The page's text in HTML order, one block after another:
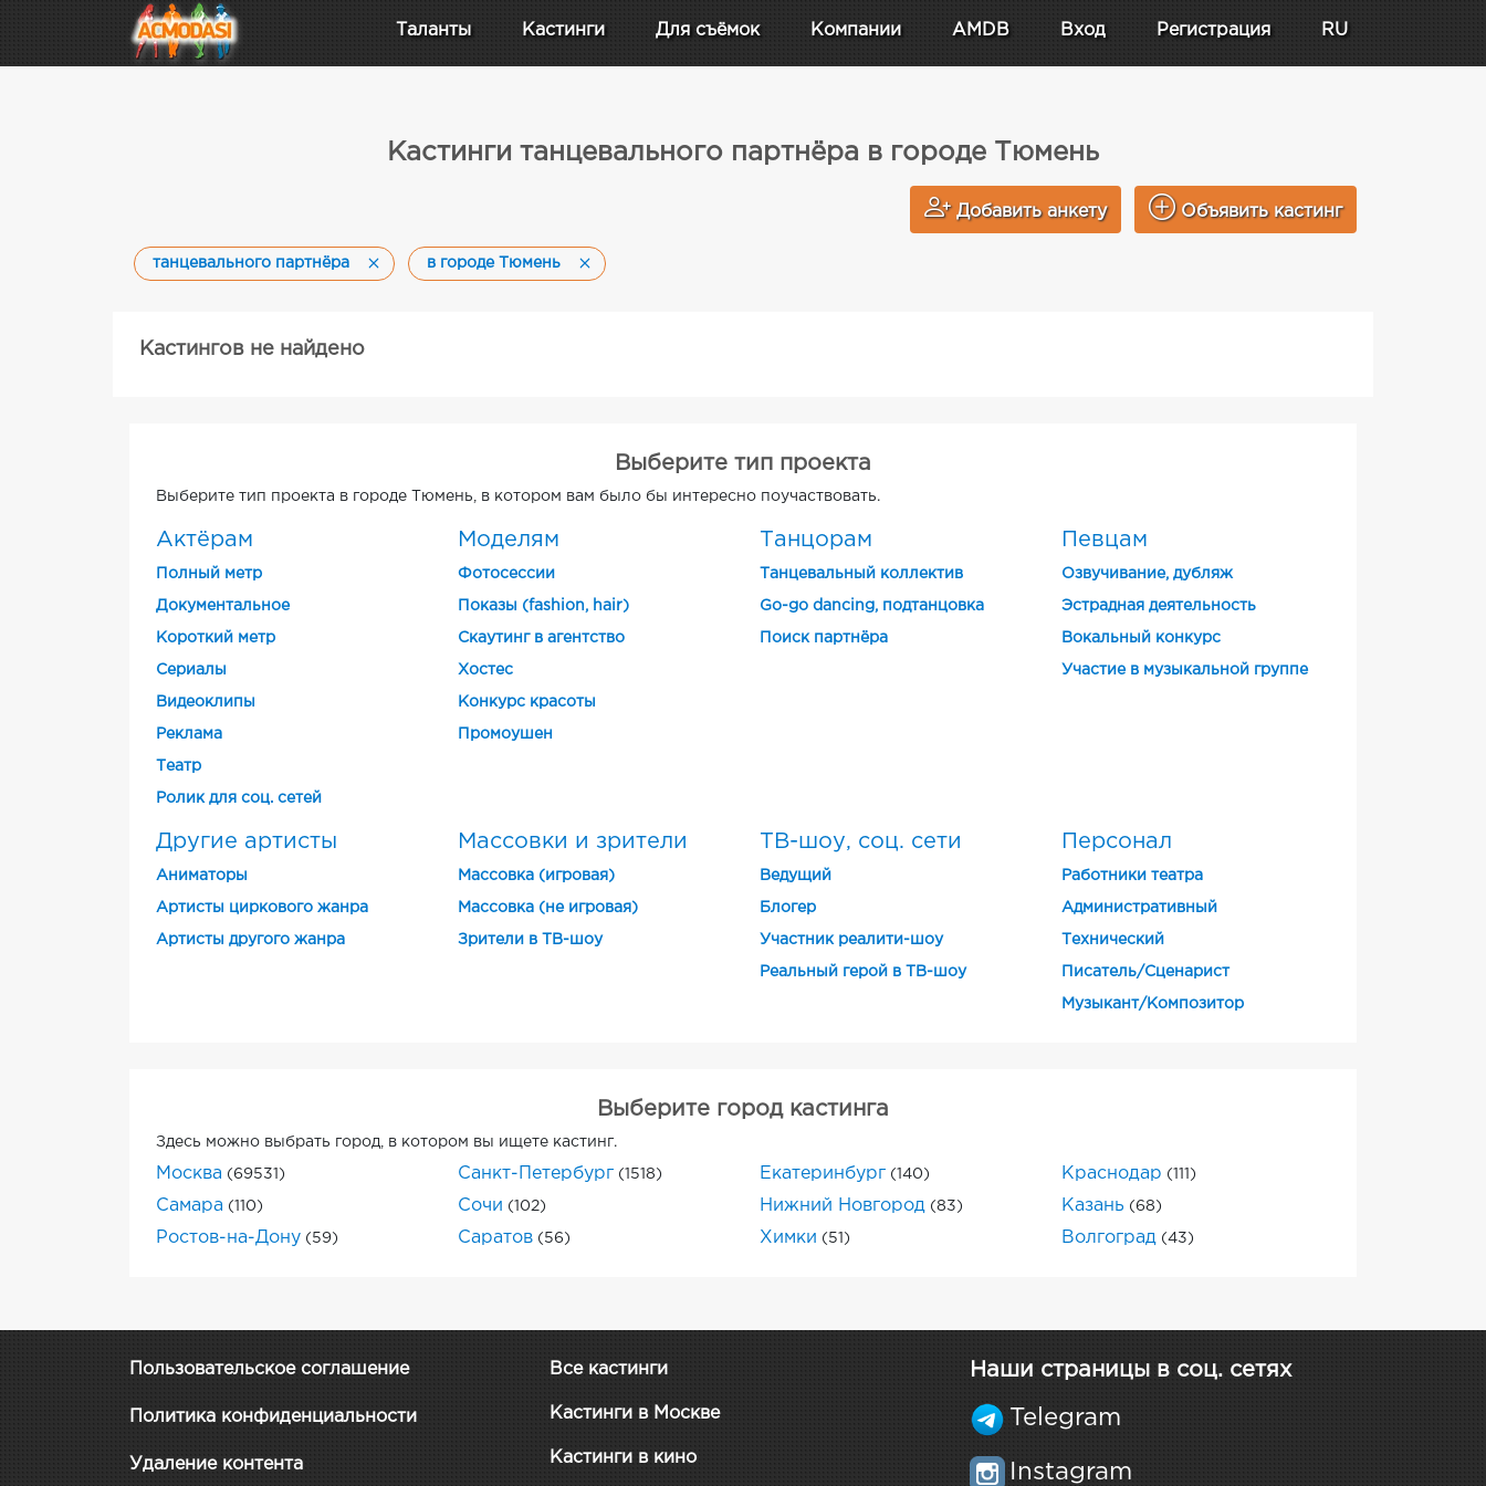
Таланты Кастинги Для съёмок Компании AMDB Вход Регистрация RU
Кастинги танцевального партнёра в городе Тюмень
Добавить анкету Объявить кастинг
танцевального партнёра в городе Тюмень
Кастингов не найдено
Выберите тип проекта
Выберите тип проекта в городе Тюмень, в котором вам было бы интересно поучаствовать.
Актёрам
Полный метр
Документальное
Короткий метр
Cериалы
Видеоклипы
Реклама
Театр
Ролик для соц. сетей
Моделям
Фотосессии
Показы (fashion, hair)
Скаутинг в агентство
Хостес
Конкурс красоты
Промоушен
Танцорам
Танцевальный коллектив
Go-go dancing, подтанцовка
Поиск партнёра
Певцам
Озвучивание, дубляж
Эстрадная деятельность
Вокальный конкурс
Участие в музыкальной группе
Другие артисты
Аниматоры
Артисты циркового жанра
Артисты другого жанра
Массовки и зрители
Массовка (игровая)
Массовка (не игровая)
Зрители в ТВ-шоу
ТВ-шоу, соц. сети
Ведущий
Блогер
Участник реалити-шоу
Реальный герой в ТВ-шоу
Персонал
Работники театра
Административный
Технический
Писатель/Сценарист
Музыкант/Композитор
Выберите город кастинга
Здесь можно выбрать город, в котором вы ищете кастинг.
Москва (69531) Санкт-Петербург (1518) Екатеринбург (140) Краснодар (111)
Самара (110) Сочи (102) Нижний Новгород (83) Казань (68)
Ростов-на-Дону (59) Саратов (56) Химки (51) Волгоград (43)
Пользовательское соглашение
Политика конфиденциальности
Удаление контента
Все кастинги
Кастинги в Москве
Кастинги в кино
Наши страницы в соц. сетях
Telegram
Instagram